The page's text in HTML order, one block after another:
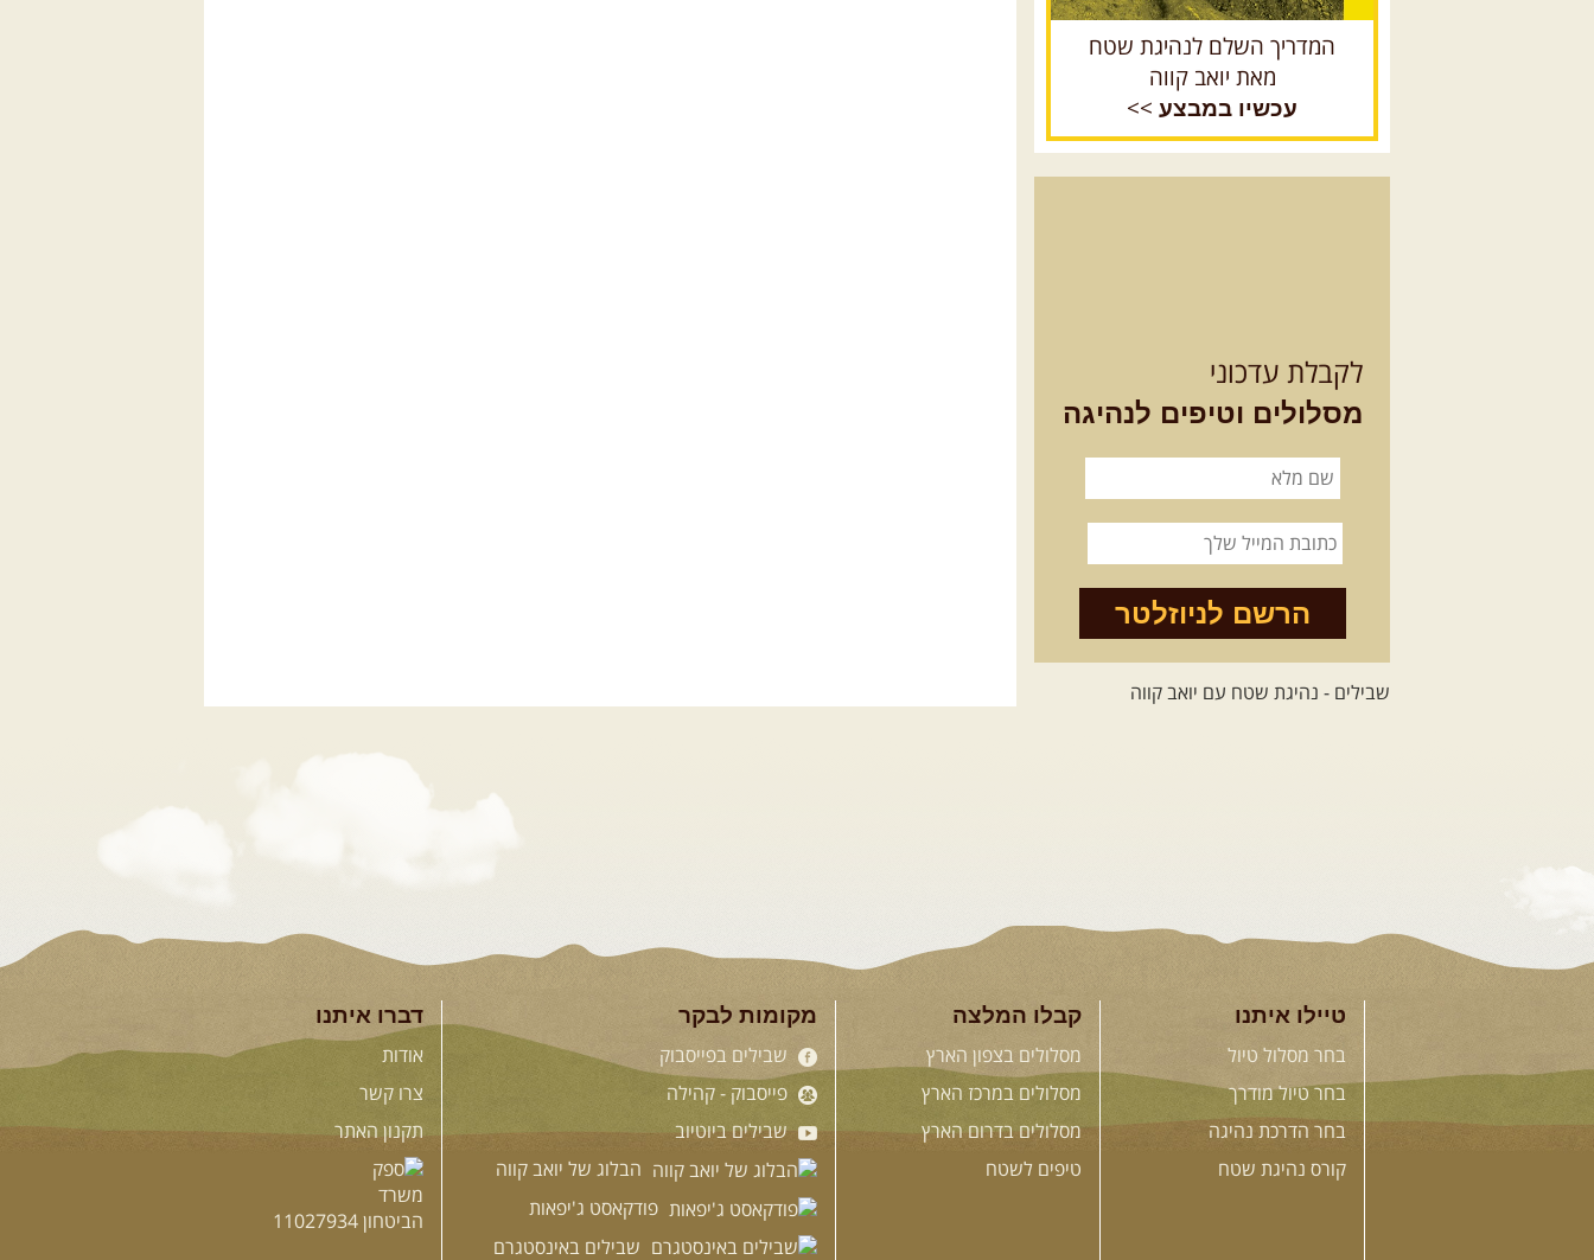
המדריך השלם לנהיגת שטח
מאת יואב קווה
עכשיו במבצע >>
לקבלת עדכוני
מסלולים וטיפים לנהיגה
הרשם לניוזלטר
טיילו איתנו
בחר מסלול טיול
בחר טיול מודרך
בחר הדרכת נהיגה
קורס נהיגת שטח
קבלו המלצה
מסלולים בצפון הארץ
מסלולים במרכז הארץ
מסלולים בדרום הארץ
טיפים לשטח
מקומות לבקר
שבילים בפייסבוק
פייסבוק - קהילה
שבילים ביוטיוב
הבלוג של יואב קווה
פודקאסט ג'יפאות
שבילים באינסטגרם
דברו איתנו
אודות
צרו קשר
תקנון האתר